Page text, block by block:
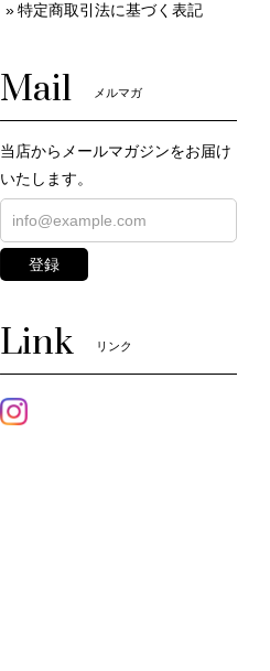
特定商取引法に基づく表記
Mail メルマガ
当店からメールマガジンをお届け
いたします。
登録
Link リンク